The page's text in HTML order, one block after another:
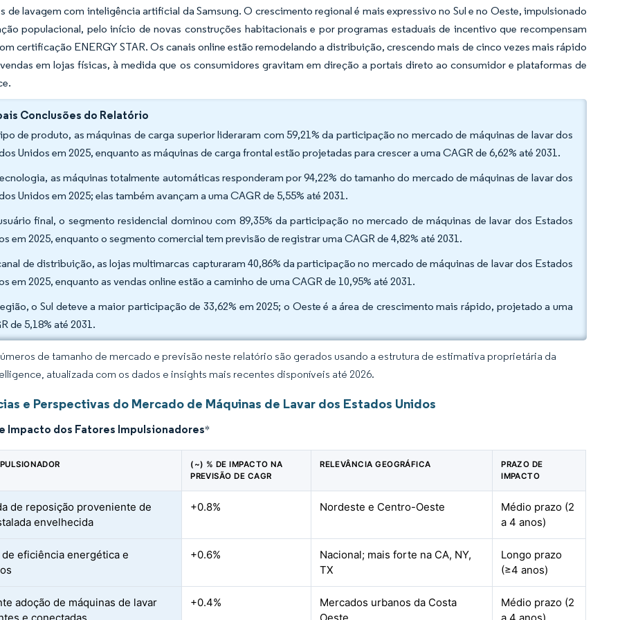
de lavagem com inteligência artificial da Samsung. O crescimento regional é mais expressivo no Sul e no Oeste, impulsionado
populacional, pelo início de novas construções habitacionais e por programas estaduais de incentivo que recompensam
certificação ENERGY STAR. Os canais online estão remodelando a distribuição, crescendo mais de cinco vezes mais rápido
em lojas físicas, à medida que os consumidores gravitam em direção a portais direto ao consumidor e plataformas de
Conclusões do Relatório
de produto, as máquinas de carga superior lideraram com 59,21% da participação no mercado de máquinas de lavar dos
Unidos em 2025, enquanto as máquinas de carga frontal estão projetadas para crescer a uma CAGR de 6,62% até 2031.
as máquinas totalmente automáticas responderam por 94,22% do tamanho do mercado de máquinas de lavar dos
Unidos em 2025; elas também avançam a uma CAGR de 5,55% até 2031.
final, o segmento residencial dominou com 89,35% da participação no mercado de máquinas de lavar dos Estados
em 2025, enquanto o segmento comercial tem previsão de registrar uma CAGR de 4,82% até 2031.
de distribuição, as lojas multimarcas capturaram 40,86% da participação no mercado de máquinas de lavar dos Estados
em 2025, enquanto as vendas online estão a caminho de uma CAGR de 10,95% até 2031.
o Sul deteve a maior participação de 33,62% em 2025; o Oeste é a área de crescimento mais rápido, projetado a uma
de 5,18% até 2031.
de tamanho de mercado e previsão neste relatório são gerados usando a estrutura de estimativa proprietária da
atualizada com os dados e insights mais recentes disponíveis até 2026.
e Perspectivas do Mercado de Máquinas de Lavar dos Estados Unidos
Impacto dos Fatores Impulsionadores*
(~) % DE IMPACTO NA
PREVISÃO DE CAGR
RELEVÂNCIA GEOGRÁFICA
PRAZO DE
IMPACTO
de reposição proveniente de
envelhecida
+0.8% Nordeste e Centro-Oeste
Médio prazo (2
a 4 anos)
de eficiência energética e
+0.6%
Nacional; mais forte na CA, NY,
TX
Longo prazo
(≥4 anos)
adoção de máquinas de lavar
+0.4%
Mercados urbanos da Costa
Médio prazo (2